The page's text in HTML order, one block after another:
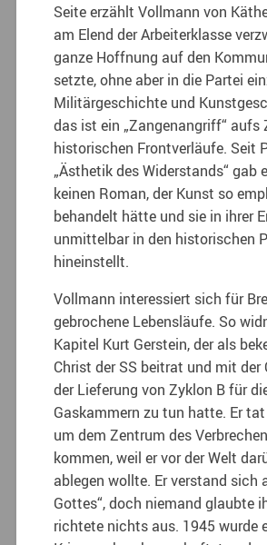
Seite erzählt Vollmann von
am Elend der Arbeiterklasse
ganze Hoffnung auf den
setzte, ohne aber in die Partei
Militärgeschichte und
das ist ein „Zangenangriff“ aufs
historischen Frontverläufe. Seit
„Ästhetik des Widerstands“ gab
keinen Roman, der Kunst so
behandelt hätte und sie in ihrer
unmittelbar in den historischen
hineinstellt.
Vollmann interessiert sich für
gebrochene Lebensläufe. So
Kapitel Kurt Gerstein, der als
Christ der SS beitrat und mit der
der Lieferung von Zyklon B für
Gaskammern zu tun hatte. Er
um dem Zentrum des
kommen, weil er vor der Welt
ablegen wollte. Er verstand sich
Gottes“, doch niemand glaubte
richtete nichts aus. 1945 wurde